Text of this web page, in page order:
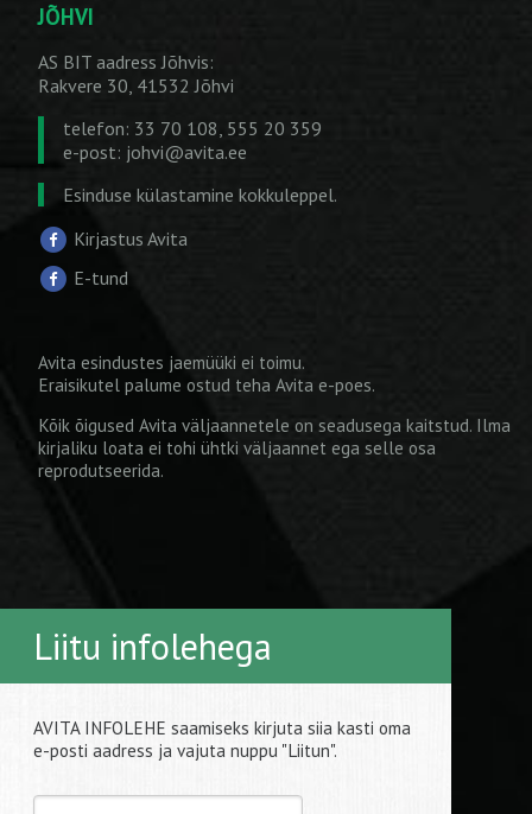
JÕHVI
AS BIT aadress Jõhvis:
Rakvere 30, 41532 Jõhvi
telefon: 33 70 108, 555 20 359
e-post: johvi@avita.ee
Esinduse külastamine kokkuleppel.
Kirjastus Avita
E-tund
Avita esindustes jaemüüki ei toimu.
Eraisikutel palume ostud teha Avita e-poes.
Kõik õigused Avita väljaannetele on seadusega kaitstud. Ilma
kirjaliku loata ei tohi ühtki väljaannet ega selle osa
reprodutseerida.
Liitu infolehega
AVITA INFOLEHE saamiseks kirjuta siia kasti oma
e-posti aadress ja vajuta nuppu "Liitun".